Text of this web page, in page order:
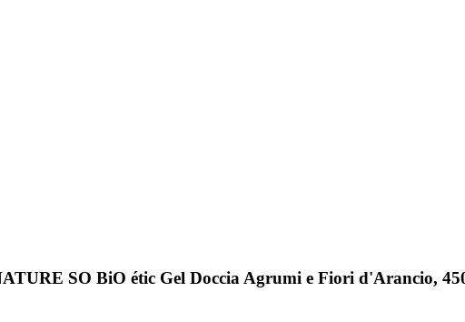
SO BiO étic Gel Doccia Agrumi e Fiori d'Arancio,